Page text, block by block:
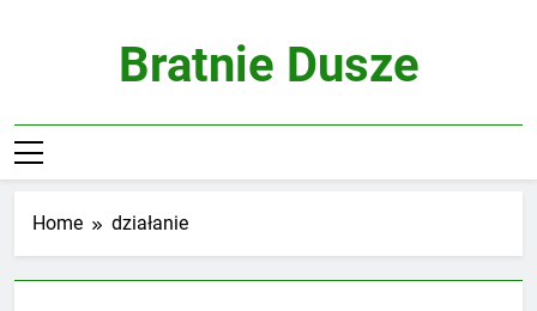
Bratnie Dusze
Home działanie